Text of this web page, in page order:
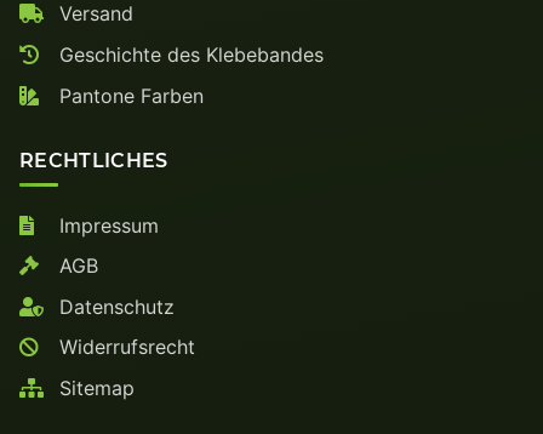
Versand
Geschichte des Klebebandes
Pantone Farben
RECHTLICHES
Impressum
AGB
Datenschutz
Widerrufsrecht
Sitemap